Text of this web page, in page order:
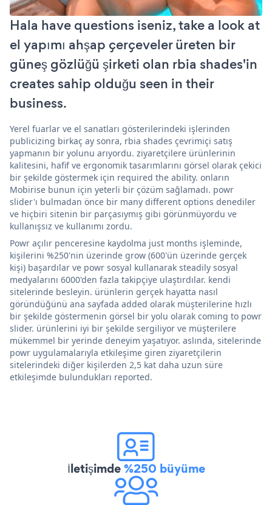
Hala have questions iseniz, take a look at
el yapımı ahşap çerçeveler üreten bir
güneş gözlüğü şirketi olan rbia shades'in
creates sahip olduğu seen in their
business.
Yerel fuarlar ve el sanatları gösterilerindeki işlerinden
publicizing birkaç ay sonra, rbia shades çevrimiçi satış
yapmanın bir yolunu arıyordu. ziyaretçilere ürünlerinin
kalitesini, hafif ve ergonomik tasarımlarını görsel olarak çekici
bir şekilde göstermek için required the ability. onların
Mobirise bunun için yeterli bir çözüm sağlamadı. powr
slider'ı bulmadan önce bir many different options denediler
ve hiçbiri sitenin bir parçasıymış gibi görünmüyordu ve
kullanışsız ve kullanımı zordu.
Powr açılır penceresine kaydolma just months işleminde,
kişilerini %250'nin üzerinde grow (600'ün üzerinde gerçek
kişi) başardılar ve powr sosyal kullanarak steadily sosyal
medyalarını 6000'den fazla takipçiye ulaştırdılar. kendi
sitelerinde besleyin. ürünlerin gerçek hayatta nasıl
göründüğünü ana sayfada added olarak müşterilerine hızlı
bir şekilde göstermenin görsel bir yolu olarak coming to powr
slider. ürünlerini iyi bir şekilde sergiliyor ve müşterilere
mükemmel bir yerinde deneyim yaşatıyor. aslında, sitelerinde
powr uygulamalarıyla etkileşime giren ziyaretçilerin
sitelerindeki diğer kişilerden 2,5 kat daha uzun süre
etkileşimde bulundukları reported.
İletişimde%250 büyüme